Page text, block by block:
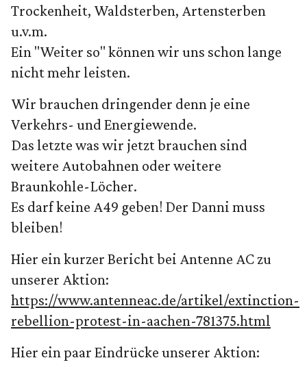
Trockenheit, Waldsterben, Artensterben
u.v.m.
Ein "Weiter so" können wir uns schon lange
nicht mehr leisten.
Wir brauchen dringender denn je eine
Verkehrs- und Energiewende.
Das letzte was wir jetzt brauchen sind
weitere Autobahnen oder weitere
Braunkohle-Löcher.
Es darf keine A49 geben! Der Danni muss
bleiben!
Hier ein kurzer Bericht bei Antenne AC zu
unserer Aktion:
https://www.antenneac.de/artikel/extinction-
rebellion-protest-in-aachen-781375.html
Hier ein paar Eindrücke unserer Aktion: